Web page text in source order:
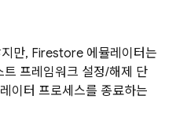
만, Firestore 에뮬레이터는
트 프레임워크 설정/해제 단
이터 프로세스를 종료하는